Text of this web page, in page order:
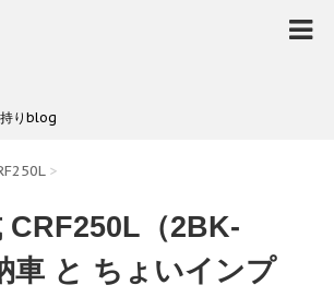
持りblog
>
CRF250L（2BK-
車 と ちょいインプ